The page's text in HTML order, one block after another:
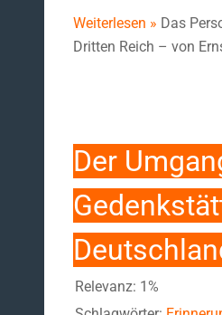
Weiterlesen » Das
Dritten Reich – von
Der
Relevanz: 1%